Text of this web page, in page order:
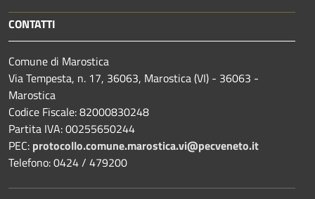
CONTATTI
Comune di Marostica
Via Tempesta, n. 17, 36063, Marostica (VI) - 36063 -
Marostica
Codice Fiscale: 82000830248
Partita IVA: 00255650244
PEC: protocollo.comune.marostica.vi@pecveneto.it
Telefono: 0424 / 479200